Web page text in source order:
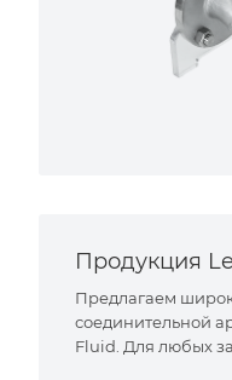
Продукция
Предлагаем
соединительной
Fluid. Для любых